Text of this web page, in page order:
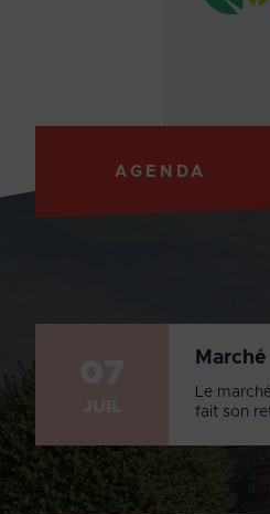
AGENDA
Le
fait son